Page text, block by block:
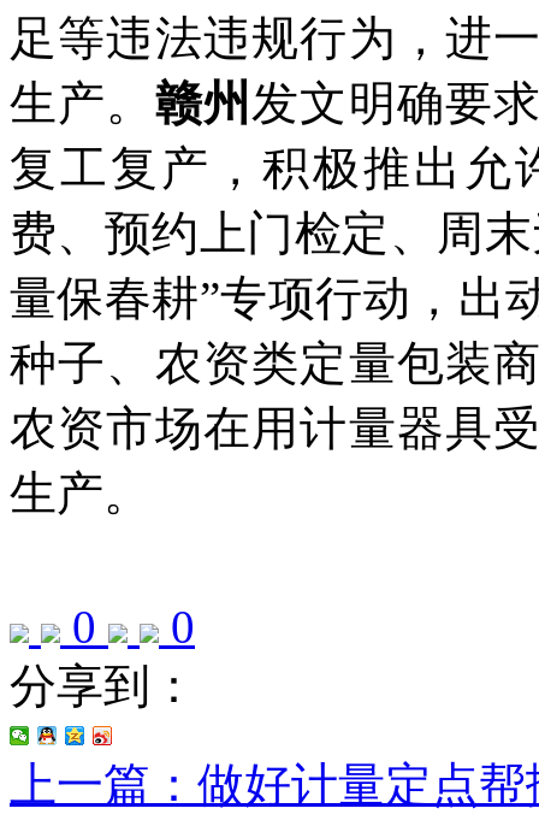
足等违法违规行为，进
生产。 赣州 发文明确要
复工复产，积极推出允
费、预约上门检定、周
量保春耕”专项行动，出
种子、农资类定量包装
农资市场在用计量器具
生产。
0
0
分享到：
上一篇：做好计量定点